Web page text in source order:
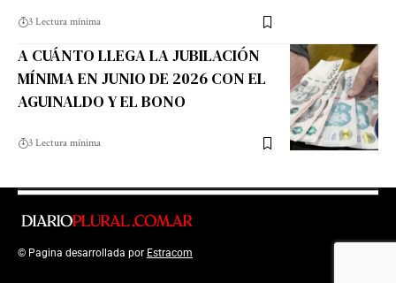
3 Lectura mínima
A CUÁNTO LLEGA LA JUBILACIÓN
MÍNIMA EN JUNIO DE 2026 CON EL
AGUINALDO Y EL BONO
3 Lectura mínima
© Pagina desarrollada por Estracom